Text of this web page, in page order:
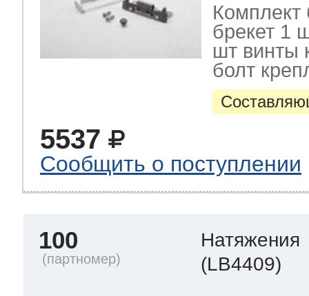
Комплект
брекет 1
шт винты
болт
5537
Сообщить о поступлении
100
Натяжения
(LB4409)